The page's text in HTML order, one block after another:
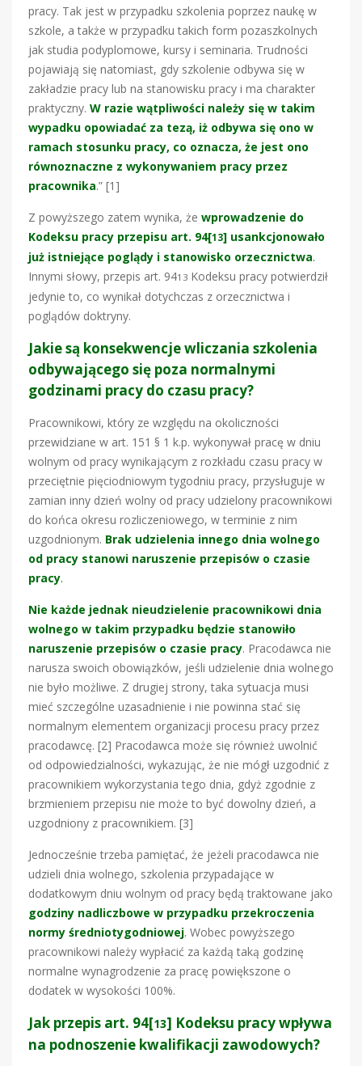
pracy. Tak jest w przypadku szkolenia poprzez naukę w
szkole, a także w przypadku takich form pozaszkolnych
jak studia podyplomowe, kursy i seminaria. Trudności
pojawiają się natomiast, gdy szkolenie odbywa się w
zakładzie pracy lub na stanowisku pracy i ma charakter
praktyczny. W razie wątpliwości należy się w takim
wypadku opowiadać za tezą, iż odbywa się ono w
ramach stosunku pracy, co oznacza, że jest ono
równoznaczne z wykonywaniem pracy przez
pracownika.” [1]
Z powyższego zatem wynika, że wprowadzenie do
Kodeksu pracy przepisu art. 94[13] usankcjonowało
już istniejące poglądy i stanowisko orzecznictwa.
Innymi słowy, przepis art. 9413 Kodeksu pracy potwierdził
jedynie to, co wynikał dotychczas z orzecznictwa i
poglądów doktryny.
Jakie są konsekwencje wliczania szkolenia
odbywającego się poza normalnymi
godzinami pracy do czasu pracy?
Pracownikowi, który ze względu na okoliczności
przewidziane w art. 151 § 1 k.p. wykonywał pracę w dniu
wolnym od pracy wynikającym z rozkładu czasu pracy w
przeciętnie pięciodniowym tygodniu pracy, przysługuje w
zamian inny dzień wolny od pracy udzielony pracownikowi
do końca okresu rozliczeniowego, w terminie z nim
uzgodnionym. Brak udzielenia innego dnia wolnego
od pracy stanowi naruszenie przepisów o czasie
pracy.
Nie każde jednak nieudzielenie pracownikowi dnia
wolnego w takim przypadku będzie stanowiło
naruszenie przepisów o czasie pracy. Pracodawca nie
narusza swoich obowiązków, jeśli udzielenie dnia wolnego
nie było możliwe. Z drugiej strony, taka sytuacja musi
mieć szczególne uzasadnienie i nie powinna stać się
normalnym elementem organizacji procesu pracy przez
pracodawcę. [2] Pracodawca może się również uwolnić
od odpowiedzialności, wykazując, że nie mógł uzgodnić z
pracownikiem wykorzystania tego dnia, gdyż zgodnie z
brzmieniem przepisu nie może to być dowolny dzień, a
uzgodniony z pracownikiem. [3]
Jednocześnie trzeba pamiętać, że jeżeli pracodawca nie
udzieli dnia wolnego, szkolenia przypadające w
dodatkowym dniu wolnym od pracy będą traktowane jako
godziny nadliczbowe w przypadku przekroczenia
normy średniotygodniowej. Wobec powyższego
pracownikowi należy wypłacić za każdą taką godzinę
normalne wynagrodzenie za pracę powiększone o
dodatek w wysokości 100%.
Jak przepis art. 94[13] Kodeksu pracy wpływa
na podnoszenie kwalifikacji zawodowych?